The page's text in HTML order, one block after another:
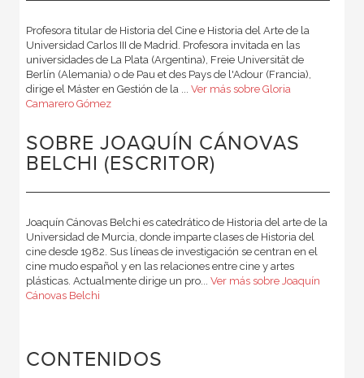
Profesora titular de Historia del Cine e Historia del Arte de la
Universidad Carlos III de Madrid. Profesora invitada en las
universidades de La Plata (Argentina), Freie Universität de
Berlín (Alemania) o de Pau et des Pays de l'Adour (Francia),
dirige el Máster en Gestión de la ... Ver más sobre Gloria
Camarero Gómez
SOBRE JOAQUÍN CÁNOVAS
BELCHI (ESCRITOR)
Joaquín Cánovas Belchi es catedrático de Historia del arte de la
Universidad de Murcia, donde imparte clases de Historia del
cine desde 1982. Sus líneas de investigación se centran en el
cine mudo español y en las relaciones entre cine y artes
plásticas. Actualmente dirige un pro... Ver más sobre Joaquín
Cánovas Belchi
CONTENIDOS